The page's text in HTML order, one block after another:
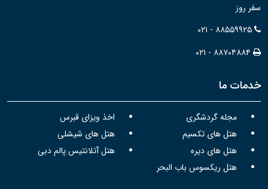
سفر روز
۰۲۱ - ۸۸۵۵۹۹۲۵
۰۲۱ - ۸۸۷۰۴۸۸۴
خدمات ما
مجله گردشگری
اخذ ویزای قبرس
هتل های تکسیم
هتل های شیشلی
هتل های دیره
هتل آتلانتیس پالم دبی
هتل ریکسوس باب البحر